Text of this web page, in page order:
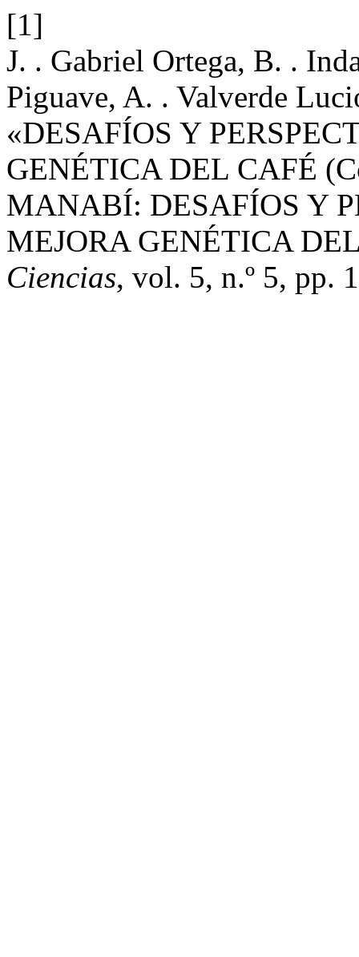
[1]
J. . Gabriel Ortega, B. .
Piguave, A. . Valverde
«DESAFÍOS Y
GENÉTICA DEL CAFÉ
MANABÍ: DESAFÍOS Y
MEJORA GENÉTICA
Ciencias, vol. 5, n.º 5, pp.